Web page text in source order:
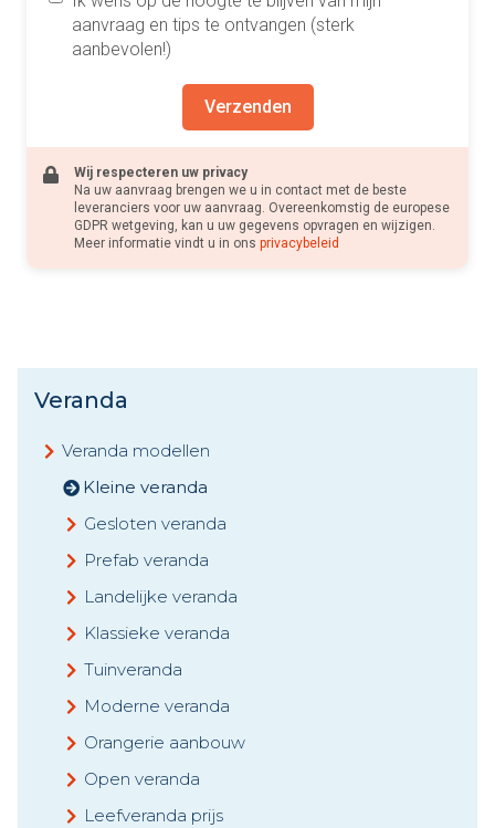
aanvraag en tips te ontvangen (sterk
aanbevolen!)
Verzenden
Wij respecteren uw privacy
Na uw aanvraag brengen we u in contact met de beste
leveranciers voor uw aanvraag. Overeenkomstig de europese
GDPR wetgeving, kan u uw gegevens opvragen en wijzigen.
Meer informatie vindt u in ons privacybeleid
Veranda
Veranda modellen
Kleine veranda
Gesloten veranda
Prefab veranda
Landelijke veranda
Klassieke veranda
Tuinveranda
Moderne veranda
Orangerie aanbouw
Open veranda
Leefveranda prijs